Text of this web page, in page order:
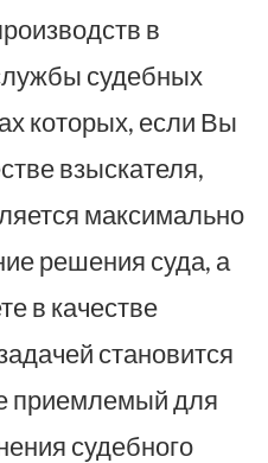
в
судебных
которых, если Вы
взыскателя,
максимально
решения суда, а
в качестве
становится
приемлемый для
судебного